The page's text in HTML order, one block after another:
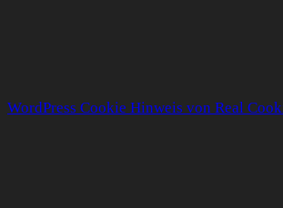
WordPress Cookie Hinweis von Real